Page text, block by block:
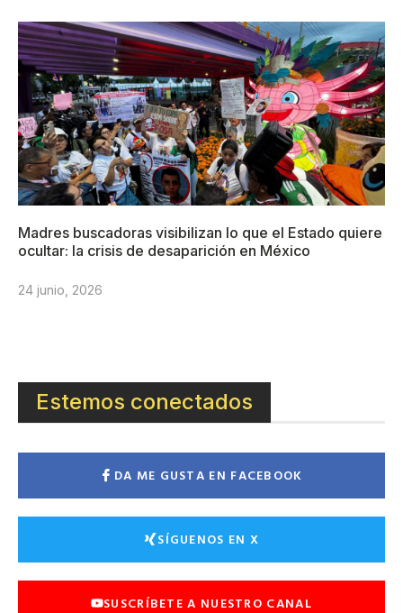
Madres buscadoras visibilizan lo que el Estado quiere
ocultar: la crisis de desaparición en México
24 junio, 2026
Estemos conectados
DA ME GUSTA EN FACEBOOK
SÍGUENOS EN X
SUSCRÍBETE A NUESTRO CANAL